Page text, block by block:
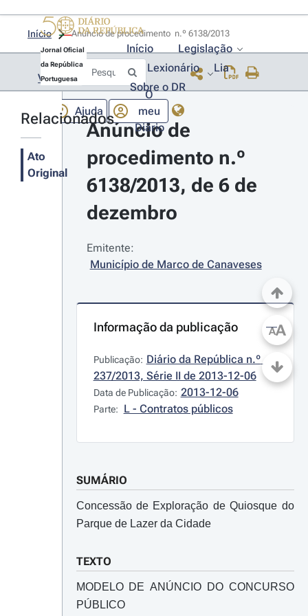
Jornal Oficial
da República
Portuguesa
Início
Legislação
Lexionário
Lia
Sobre o DR
Ajuda
O
meu
Diário
Início
Voltar
Relacionados
Ato
Original
Anúncio de
procedimento n.º
6138/2013, de 6 de
dezembro
Emitente:
Município de Marco de Canaveses
Informação da publicação
Publicação: Diário da República n.º
237/2013, Série II de 2013-12-06
Data de Publicação: 2013-12-06
Parte: L - Contratos públicos
SUMÁRIO
Concessão de Exploração de Quiosque do
Parque de Lazer da Cidade
TEXTO
MODELO DE ANÚNCIO DO CONCURSO
PÚBLICO
AA